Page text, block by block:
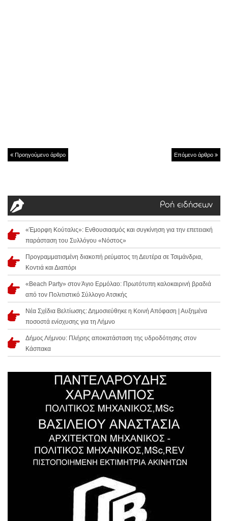
Προηγούμενο άρθρο Επόμενο άρθρο
Ροή ειδήσεων
«Έμορφη Κούταλις»: Ενθουσιασμός και συγκίνηση για την επετειακή
παράσταση του Συλλόγου «Νόστος»
Προγραμματισμένη διακοπή ρεύματος τη Δευτέρα σε Τσιμάνδρια,
Κοντιά και Διαπόρι
«Beach Party» στον Άγιο Ερμόλαο: Πρωτότυπη καλοκαιρινή βραδιά
από τον Πολιτιστικό Σύλλογο Ατσικής
Νέα Σχέδια Βελτίωσης: Δημοσιεύθηκε η Κοινή Απόφαση | Αυξημένα
ποσοστά ενίσχυσης για τη Λήμνο
Δήμος Λήμνου: Πλήρης αποκατάσταση της υδροδότησης στον
Κάσπακα